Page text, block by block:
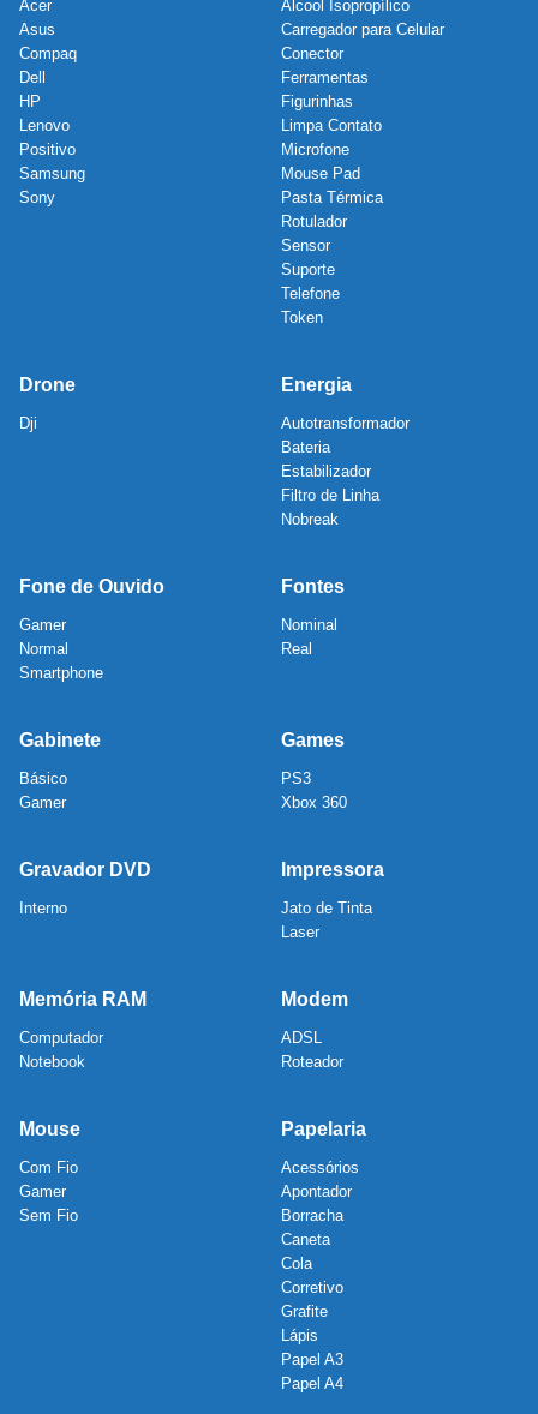
Acer
Asus
Compaq
Dell
HP
Lenovo
Positivo
Samsung
Sony
Álcool Isopropílico
Carregador para Celular
Conector
Ferramentas
Figurinhas
Limpa Contato
Microfone
Mouse Pad
Pasta Térmica
Rotulador
Sensor
Suporte
Telefone
Token
Drone
Dji
Energia
Autotransformador
Bateria
Estabilizador
Filtro de Linha
Nobreak
Fone de Ouvido
Gamer
Normal
Smartphone
Fontes
Nominal
Real
Gabinete
Básico
Gamer
Games
PS3
Xbox 360
Gravador DVD
Interno
Impressora
Jato de Tinta
Laser
Memória RAM
Computador
Notebook
Modem
ADSL
Roteador
Mouse
Com Fio
Gamer
Sem Fio
Papelaria
Acessórios
Apontador
Borracha
Caneta
Cola
Corretivo
Grafite
Lápis
Papel A3
Papel A4